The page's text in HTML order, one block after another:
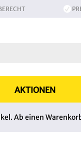
AKTIONEN
Ab einen